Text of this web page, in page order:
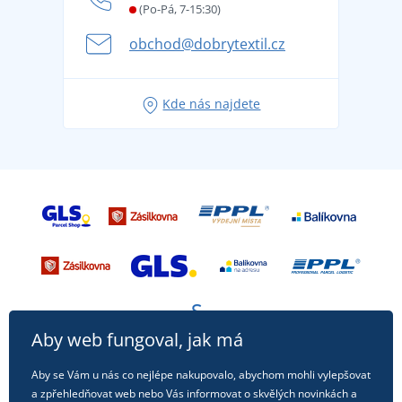
Letní dobrodružství začíná balením aneb připravte
se na dovolenou bez starostí
Tipy na svěží outfity pro pohodové léto
(Po-Pá, 7-15:30)
obchod@dobrytextil.cz
Kde nás najdete
Aby web fungoval, jak má
Aby se Vám u nás co nejlépe nakupovalo, abychom mohli vylepšovat
a zpřehledňovat web nebo Vás informovat o skvělých novinkách a